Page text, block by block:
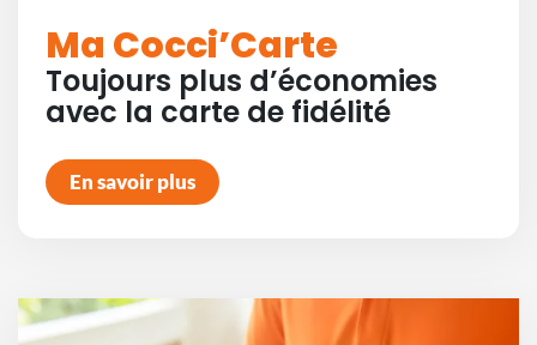
Ma Cocci’Carte
Toujours plus d’économies
avec la carte de fidélité
En savoir plus